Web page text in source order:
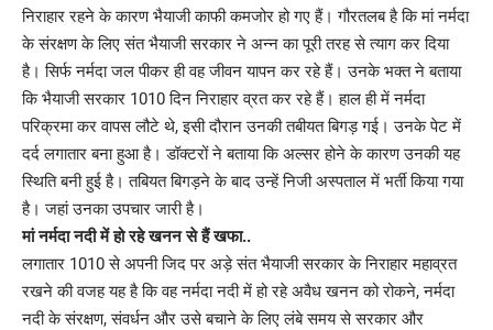
निराहार रहने के कारण भैयाजी काफी कमजोर हो गए हैं। गौरतलब है कि मां नर्मदा
के संरक्षण के लिए संत भैयाजी सरकार ने अन्न का पूरी तरह से त्याग कर दिया
है। सिर्फ नर्मदा जल पीकर ही वह जीवन यापन कर रहे हैं। उनके भक्त ने बताया
कि भैयाजी सरकार 1010 दिन निराहार व्रत कर रहे हैं। हाल ही में नर्मदा
परिक्रमा कर वापस लौटे थे, इसी दौरान उनकी तबीयत बिगड़ गई। उनके पेट में
दर्द लगातार बना हुआ है। डॉक्टरों ने बताया कि अल्सर होने के कारण उनकी यह
स्थिति बनी हुई है। तबियत बिगड़ने के बाद उन्हें निजी अस्पताल में भर्ती किया गया
है। जहां उनका उपचार जारी है।
मां नर्मदा नदी में हो रहे खनन से हैं खफा..
लगातार 1010 से अपनी जिद पर अड़े संत भैयाजी सरकार के निराहार महाव्रत
रखने की वजह यह है कि वह नर्मदा नदी में हो रहे अवैध खनन को रोकने, नर्मदा
नदी के संरक्षण, संवर्धन और उसे बचाने के लिए लंबे समय से सरकार और